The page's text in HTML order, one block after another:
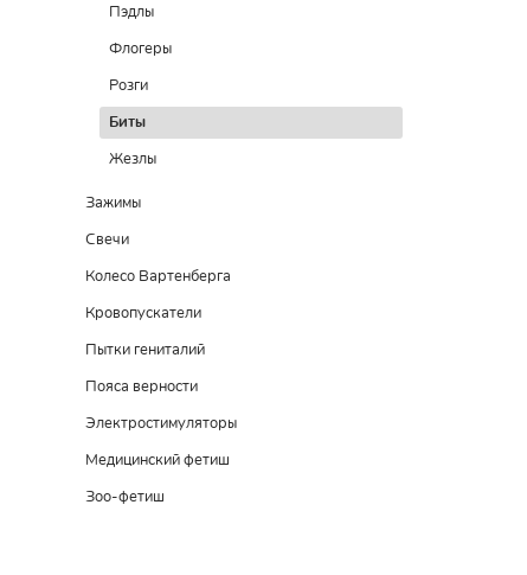
Пэдлы
Флогеры
Розги
Биты
Жезлы
Зажимы
Свечи
Колесо Вартенберга
Кровопускатели
Пытки гениталий
Пояса верности
Электростимуляторы
Медицинский фетиш
Зоо-фетиш